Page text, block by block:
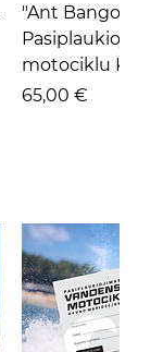
"Ant Bangos"
motociklu
Kaina
65,00 €